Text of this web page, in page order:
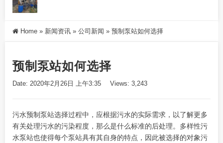
Home » 新闻资讯 » 公司新闻 » 预制泵站如何选择
预制泵站如何选择
Date: 2020年2月26日 上午3:35 Views: 3,243
污水预制泵站选择过程中，应根据污水的实际需求，以了解更多
有关处理污水的污染程度，那么是什么标准的后处理。多样性污
水泵站也使得每个泵站具有其自身的特点，因此被选择的对象污